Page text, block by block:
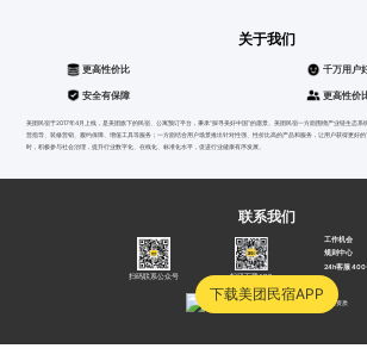
关于我们
更高性价比 千万用户
安全有保障 更高性价
美团民宿于2017年4月上线，是美团旗下的民宿、公寓预订平台，秉承“探寻美好中国”的愿景。美团民宿一方面围绕产业链生态
营指导、装修营销、履约保障、增值工具等服务；一方面结合用户场景推出针对性强、性价比高的产品和服务，让用户获得更好
时，积极参与社会治理，提升行业数字化、在线化、标准化水平，促进行业健康有序发展。
联系我们
扫码联系公众号 扫码下载APP
工作机会
规则中心
24h客服
沪公网安备31010502000052号 沪B2-20040012 营业资质
下载美团民宿APP